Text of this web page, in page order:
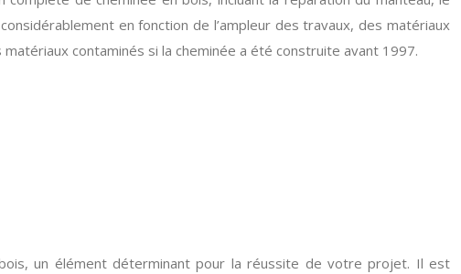
en fonction de l’ampleur des travaux, des matériaux
contaminés si la cheminée a été construite avant 1997.
un élément déterminant pour la réussite de votre projet. Il est